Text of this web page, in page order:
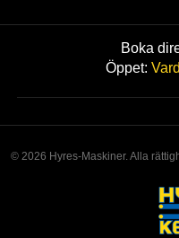
Boka
Öppet:
© 2026 Hyres-Maskiner. Alla